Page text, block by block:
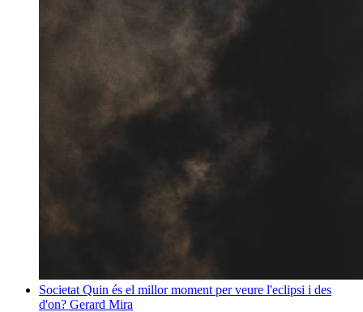
Societat Quin és el millor moment per veure l'eclipsi i des
d'on? Gerard Mira